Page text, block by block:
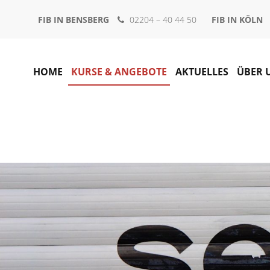
FIB IN BENSBERG 02204 – 40 44 50 FIB IN KÖLN
HOME KURSE & ANGEBOTE
Alle Kurse und Angebote
Willkommen – Von Anfang an
Familie & Co.
AKTUELLES ÜBER
Über uns
Der Vorstand
Das Team